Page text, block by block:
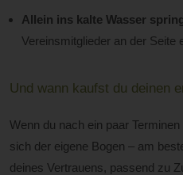
Allein ins kalte Wasser
Vereinsmitglieder an der Seite
Und wann kaufst du deinen
Wenn du nach ein paar
sich der eigene Bogen – am
deines Vertrauens, passend zu